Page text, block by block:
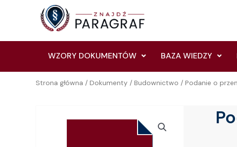
WZORY DOKUMENTÓW BAZA WIEDZY
Strona główna / Dokumenty / Budownictwo / Podanie o